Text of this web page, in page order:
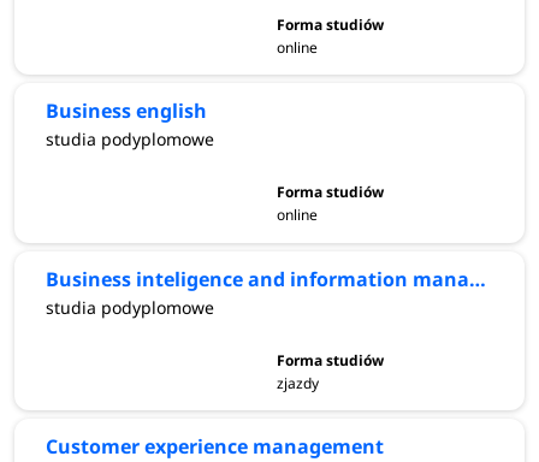
online
Business english
studia podyplomowe
online
Business inteligence and information management
studia podyplomowe
zjazdy
Customer experience management